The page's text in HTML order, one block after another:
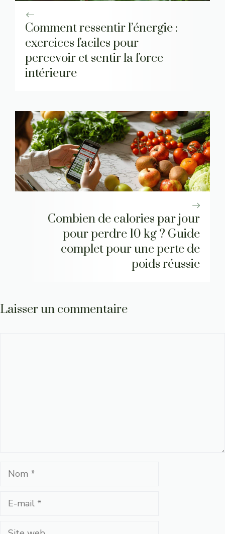
Comment ressentir l’énergie :
exercices faciles pour
percevoir et sentir la force
intérieure
Combien de calories par jour
pour perdre 10 kg ? Guide
complet pour une perte de
poids réussie
Laisser un commentaire
Nom
Site